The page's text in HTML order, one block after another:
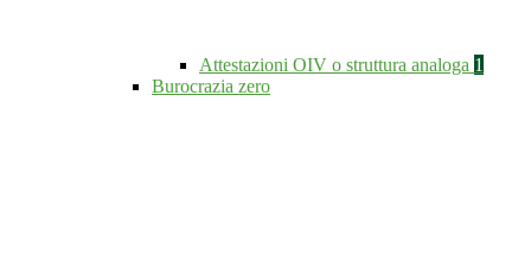
Attestazioni OIV o struttura analoga 1
Burocrazia zero